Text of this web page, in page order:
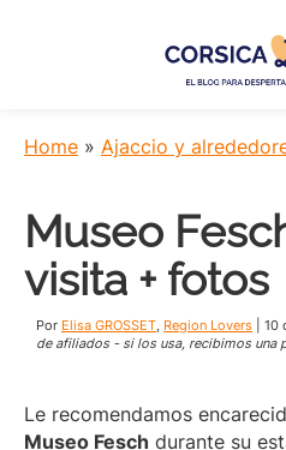
Lovers
despertar
en
Córcega
-
blog
y
Home » Ajaccio y
Museo
visita + fotos
Por Elisa GROSSET Region Lovers 10
de afiliados - si los usa, recibimos una
Le recomendamos
Museo Fesch durante su